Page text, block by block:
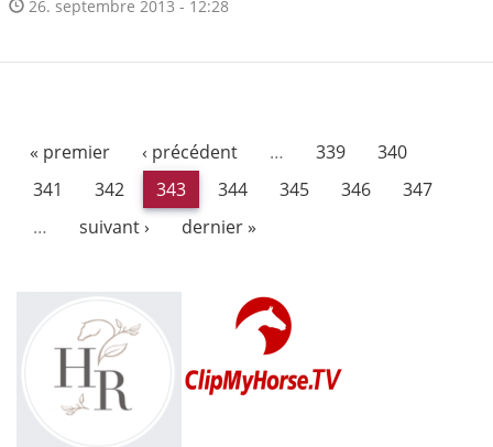
26. septembre 2013 - 12:28
« premier ‹ précédent … 339
340
341
342 343 344 345 346
347
…
suivant › dernier »